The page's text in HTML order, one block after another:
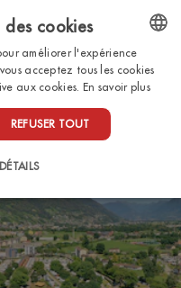
ENGLISH
des cookies
améliorer l'expérience
acceptez tous les cookies
aux cookies. En savoir plus
REFUSER TOUT